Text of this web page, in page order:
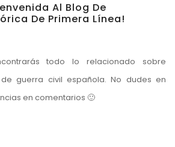
Al Blog De
De Primera Línea!
todo lo relacionado sobre
guerra civil española. No dudes en
en comentarios 🙂